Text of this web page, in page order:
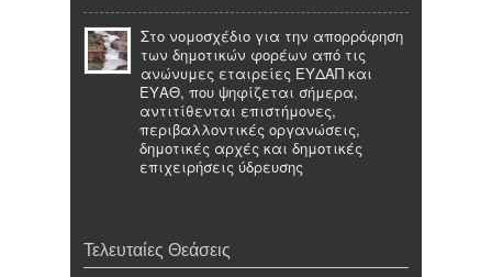
Στο νομοσχέδιο για την απορρόφηση
των δημοτικών φορέων από τις
ανώνυμες εταιρείες ΕΥΔΑΠ και
ΕΥΑΘ, που ψηφίζεται σήμερα,
αντιτίθενται επιστήμονες,
περιβαλλοντικές οργανώσεις,
δημοτικές αρχές και δημοτικές
επιχειρήσεις ύδρευσης
Τελευταίες Θεάσεις